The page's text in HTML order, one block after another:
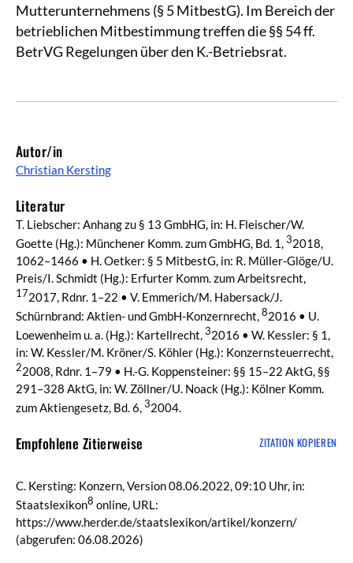
Mutterunternehmens (§ 5 MitbestG). Im Bereich der
betrieblichen Mitbestimmung treffen die §§ 54 ff.
BetrVG Regelungen über den K.-Betriebsrat.
Autor/in
Christian Kersting
Literatur
T. Liebscher: Anhang zu § 13 GmbHG, in: H. Fleischer/W.
Goette (Hg.): Münchener Komm. zum GmbHG, Bd. 1, 32018,
1062–1466 • H. Oetker: § 5 MitbestG, in: R. Müller-Glöge/U.
Preis/I. Schmidt (Hg.): Erfurter Komm. zum Arbeitsrecht,
172017, Rdnr. 1–22 • V. Emmerich/M. Habersack/J.
Schürnbrand: Aktien- und GmbH-Konzernrecht, 82016 • U.
Loewenheim u. a. (Hg.): Kartellrecht, 32016 • W. Kessler: § 1,
in: W. Kessler/M. Kröner/S. Köhler (Hg.): Konzernsteuerrecht,
22008, Rdnr. 1–79 • H.-G. Koppensteiner: §§ 15–22 AktG, §§
291–328 AktG, in: W. Zöllner/U. Noack (Hg.): Kölner Komm.
zum Aktiengesetz, Bd. 6, 32004.
Empfohlene Zitierweise ZITATION KOPIEREN
C. Kersting: Konzern, Version 08.06.2022, 09:10 Uhr, in:
Staatslexikon8 online, URL:
https://www.herder.de/staatslexikon/artikel/konzern/
(abgerufen: 06.08.2026)